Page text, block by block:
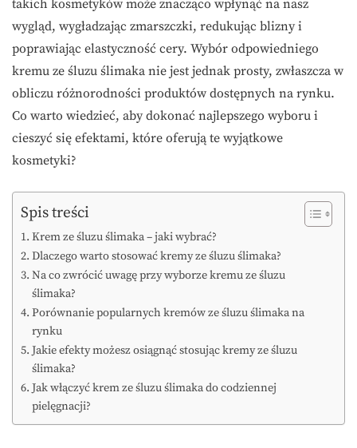
takich kosmetyków może znacząco wpłynąć na nasz
wygląd, wygładzając zmarszczki, redukując blizny i
poprawiając elastyczność cery. Wybór odpowiedniego
kremu ze śluzu ślimaka nie jest jednak prosty, zwłaszcza w
obliczu różnorodności produktów dostępnych na rynku.
Co warto wiedzieć, aby dokonać najlepszego wyboru i
cieszyć się efektami, które oferują te wyjątkowe
kosmetyki?
Spis treści
Krem ze śluzu ślimaka – jaki wybrać?
Dlaczego warto stosować kremy ze śluzu ślimaka?
Na co zwrócić uwagę przy wyborze kremu ze śluzu
ślimaka?
Porównanie popularnych kremów ze śluzu ślimaka na
rynku
Jakie efekty możesz osiągnąć stosując kremy ze śluzu
ślimaka?
Jak włączyć krem ze śluzu ślimaka do codziennej
pielęgnacji?